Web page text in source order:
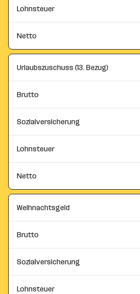
Lohnsteuer
Netto
Urlaubszuschuss (13. Bezug)
Brutto
Sozialversicherung
Lohnsteuer
Netto
Weihnachtsgeld
Brutto
Sozialversicherung
Lohnsteuer